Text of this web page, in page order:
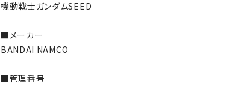
機動戦士ガンダムSEED
■メーカー
BANDAI NAMCO
■管理番号